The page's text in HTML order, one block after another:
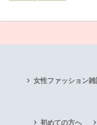
女性ファッション雑
初めての方へ